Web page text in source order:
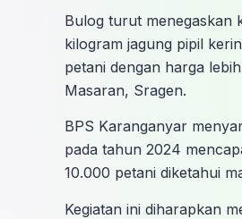
Bulog turut menegaskan
kilogram jagung pipil
petani dengan harga
Masaran, Sragen.
BPS Karanganyar
pada tahun 2024
10.000 petani diketahui
Kegiatan ini diharapkan